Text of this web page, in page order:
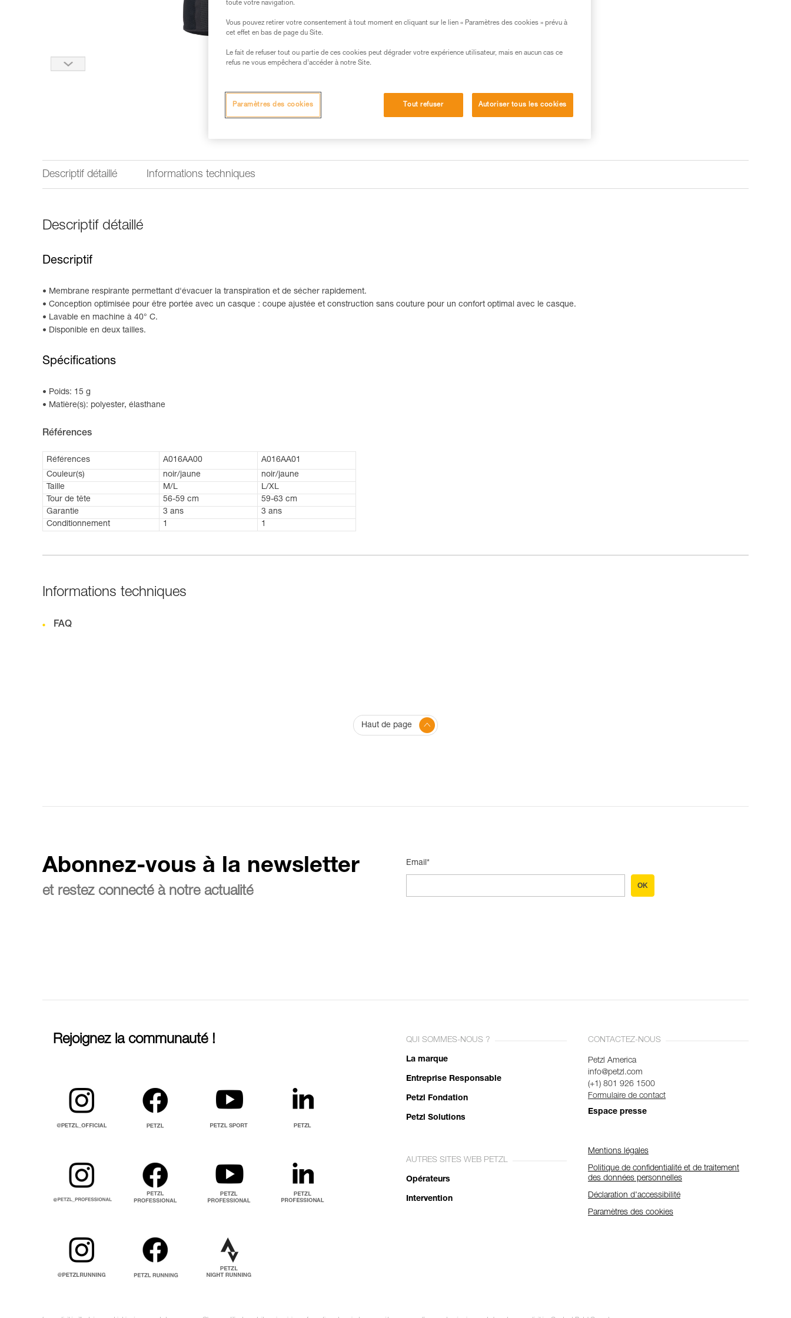
Descriptif détaillé Informations techniques
Descriptif détaillé
Descriptif
Membrane respirante permettant d'évacuer la transpiration et de sécher rapidement.
Conception optimisée pour être portée avec un casque : coupe ajustée et construction sans couture pour un confort optimal avec le casque.
Lavable en machine à 40° C.
Disponible en deux tailles.
Spécifications
Poids: 15 g
Matière(s): polyester, élasthane
Références
Références A016AA00
A016AA01
Couleur(s)
noir/jaune
noir/jaune
Taille
M/L
L/XL
Tour de tête
56-59 cm
59-63 cm
Garantie
3 ans
3 ans
Conditionnement
1 1
Informations techniques
FAQ
Haut de page
Abonnez-vous à la newsletter
et restez connecté à notre actualité
Email*
OK
Rejoignez la communauté ! QUI SOMMES-NOUS ?
La marque
Entreprise Responsable
Petzl Fondation
Petzl Solutions
AUTRES SITES WEB PETZL
Opérateurs
Intervention
CONTACTEZ-NOUS
Petzl America
info@petzl.com
(+1) 801 926 1500
Formulaire de contact
Espace presse
Mentions légales
Politique de confidentialité et de traitement
des données personnelles
Déclaration d'accessibilité
Paramètres des cookies
toute votre navigation.
Vous pouvez retirer votre consentement à tout moment en cliquant sur le lien « Paramètres des cookies » prévu à
cet effet en bas de page du Site.
Le fait de refuser tout ou partie de ces cookies peut dégrader votre expérience utilisateur, mais en aucun cas ce
refus ne vous empêchera d’accéder à notre Site.
Tout refuser Autoriser tous les cookies
Paramètres des cookies